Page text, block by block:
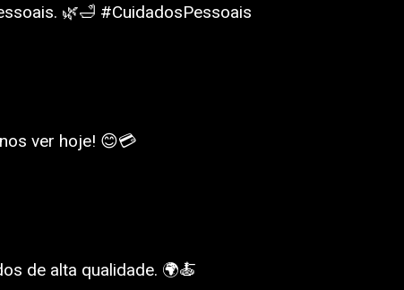
🌿🛁 #CuidadosPessoais
ver hoje! 😊💳
de alta qualidade. 🌍🍝